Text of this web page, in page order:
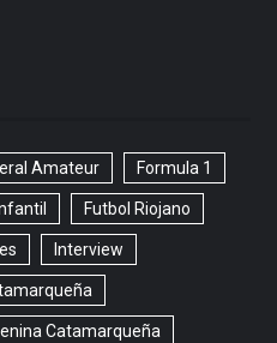
Amateur Formula 1
Futbol Riojano
Interview
Catamarqueña